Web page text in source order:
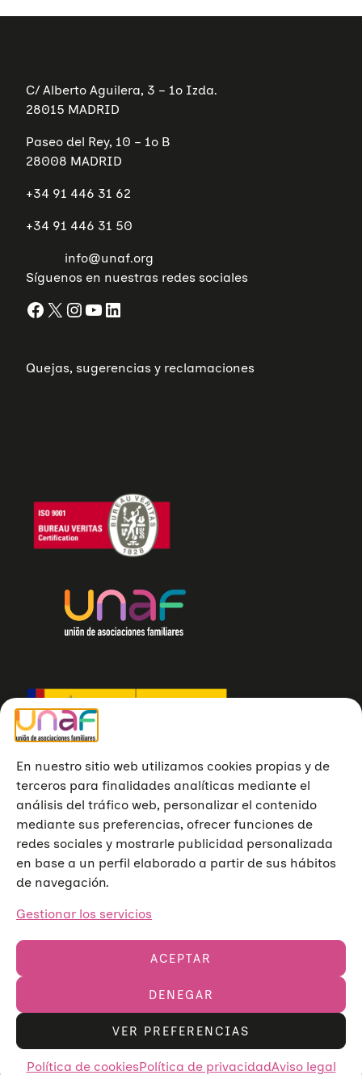
En nuestro sitio web utilizamos cookies propias y de
terceros para finalidades analíticas mediante el
análisis del tráfico web, personalizar el contenido
mediante sus preferencias, ofrecer funciones de
redes sociales y mostrarle publicidad personalizada
en base a un perfil elaborado a partir de sus hábitos
de navegación.
Gestionar los servicios
ACEPTAR
DENEGAR
VER PREFERENCIAS
Política de cookiesPolítica de privacidadAviso legal
mayores para poder evitarlos.
MÁS INFORMACIÓN
C/ Alberto Aguilera, 3 – 1º Izda.
28015 MADRID
Paseo del Rey, 10 – 1º B
28008 MADRID
+34 91 446 31 62
+34 91 446 31 50
info@unaf.org
Síguenos en nuestras redes sociales
Facebook X InstagramYouTube LinkedIn
Quejas, sugerencias y reclamaciones
Unión de Asociaciones Familiares © 2023
Aviso legalPolítica de privacidadPolítica de cookies